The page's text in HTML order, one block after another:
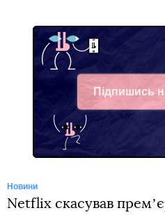
Підпишись
Telegram
Новини
Netflix скасував